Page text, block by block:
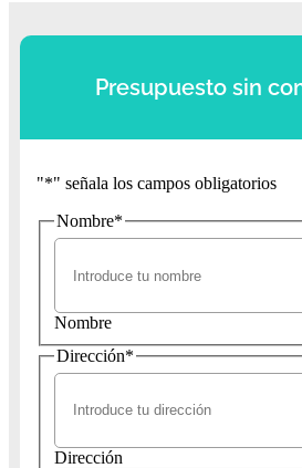
Presupuesto sin
"*" señala los campos obligatorios
Nombre*
Nombre
Dirección*
Dirección